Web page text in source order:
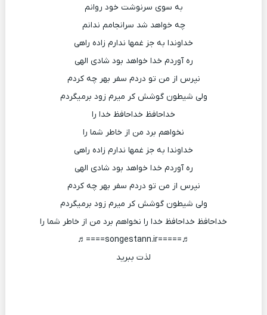
به سوی سرنوشت خود روانم
چه خواهد شد سرانجامم ندانم
خداوندا به جز غمها ندارم زاده راهی
ره آوردم خدا خواهد بود شادی الهی
نپرس از من تو دردم سفر بهر چه کردم
ولی شیطون گوشش کر میرم زود برمیگردم
خداحافظ خداحافظ خدا را
نخواهم برد من از خاطر شما را
خداوندا به جز غمها ندارم زاده راهی
ره آوردم خدا خواهد بود شادی الهی
نپرس از من تو دردم سفر بهر چه کردم
ولی شیطون گوشش کر میرم زود برمیگردم
خداحافظ خداحافظ خدا را نخواهم برد من از خاطر شما را
♬=====songestann.ir====♬
لذت ببرید